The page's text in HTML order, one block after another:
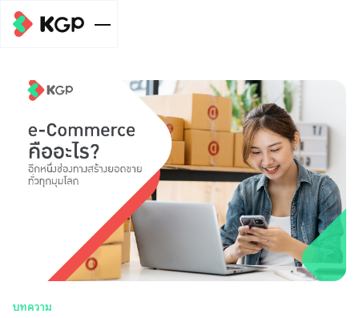
ระดับบุคคล
Meta Pay
ระดับ SME
บริการหักบัญชี
Meta Pay
บริการ
KGP Online
Payment
บริการหักบัญชี
บริการเบิกจ่าย
ข่าวสาร/บทความ
โปรโมชัน
บทความ